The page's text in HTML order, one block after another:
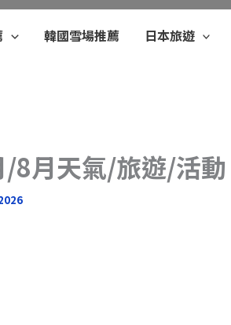
韓國雪場推薦 日本旅遊
8月天氣/旅遊/活動